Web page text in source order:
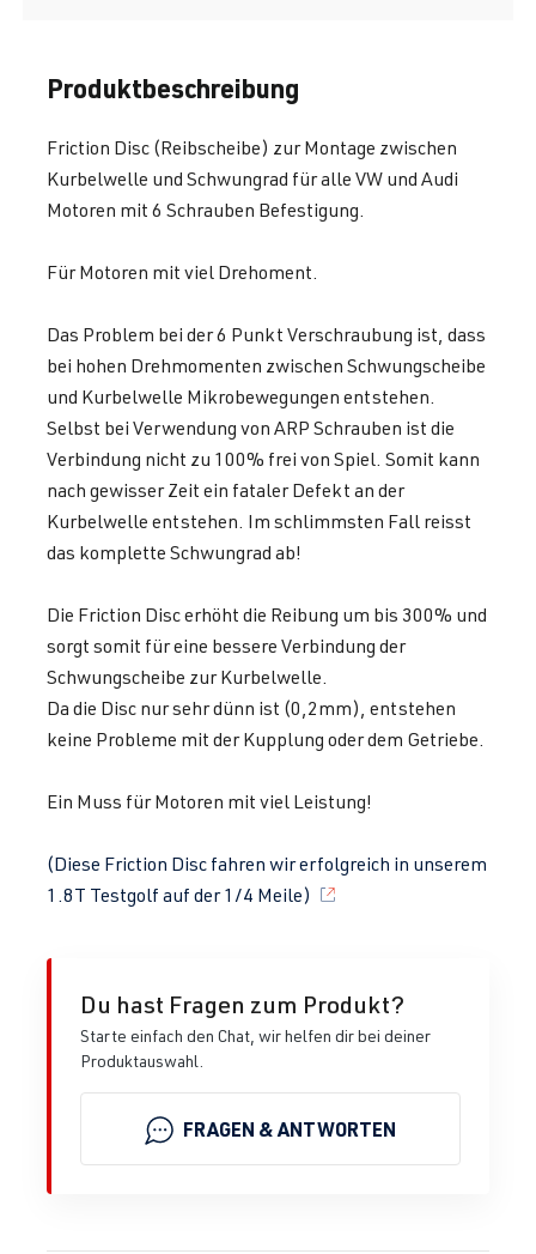
Produktbeschreibung
Friction Disc (Reibscheibe) zur Montage zwischen
Kurbelwelle und Schwungrad für alle VW und Audi
Motoren mit 6 Schrauben Befestigung.
Für Motoren mit viel Drehoment.
Das Problem bei der 6 Punkt Verschraubung ist, dass
bei hohen Drehmomenten zwischen Schwungscheibe
und Kurbelwelle Mikrobewegungen entstehen.
Selbst bei Verwendung von ARP Schrauben ist die
Verbindung nicht zu 100% frei von Spiel. Somit kann
nach gewisser Zeit ein fataler Defekt an der
Kurbelwelle entstehen. Im schlimmsten Fall reisst
das komplette Schwungrad ab!
Die Friction Disc erhöht die Reibung um bis 300% und
sorgt somit für eine bessere Verbindung der
Schwungscheibe zur Kurbelwelle.
Da die Disc nur sehr dünn ist (0,2mm), entstehen
keine Probleme mit der Kupplung oder dem Getriebe.
Ein Muss für Motoren mit viel Leistung!
(Diese Friction Disc fahren wir erfolgreich in unserem
1.8T Testgolf auf der 1/4 Meile)
Du hast Fragen zum Produkt?
Starte einfach den Chat, wir helfen dir bei deiner
Produktauswahl.
FRAGEN & ANTWORTEN